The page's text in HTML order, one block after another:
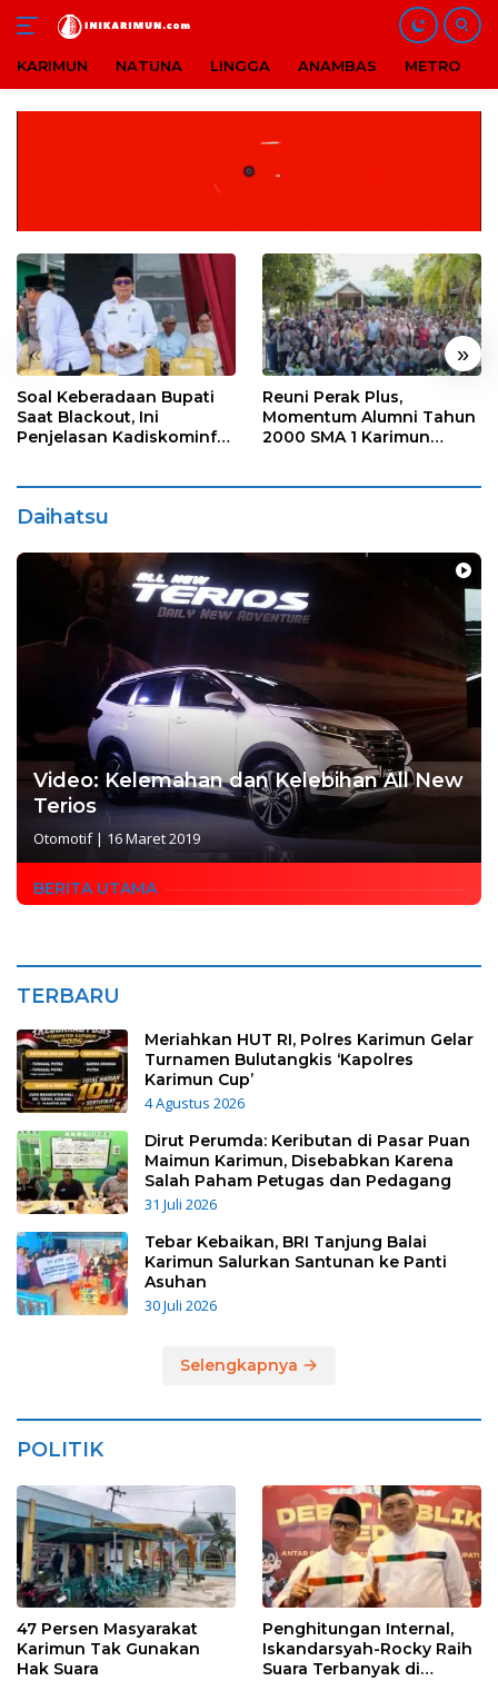
KARIMUN NATUNA LINGGA ANAMBAS METRO
« »
Soal Keberadaan Bupati
Saat Blackout, Ini
Penjelasan Kadiskominfo
Reuni Perak Plus,
Momentum Alumni Tahun
2000 SMA 1 Karimun
Daihatsu
Video: Kelemahan dan Kelebihan All New
Terios
Otomotif| 16 Maret 2019
BERITA UTAMA
TERBARU
Meriahkan HUT RI, Polres Karimun Gelar
Turnamen Bulutangkis ‘Kapolres
Karimun Cup’
4 Agustus 2026
Dirut Perumda: Keributan di Pasar Puan
Maimun Karimun, Disebabkan Karena
Salah Paham Petugas dan Pedagang
31 Juli 2026
Tebar Kebaikan, BRI Tanjung Balai
Karimun Salurkan Santunan ke Panti
Asuhan
30 Juli 2026
Selengkapnya
POLITIK
47 Persen Masyarakat
Karimun Tak Gunakan
Hak Suara
Penghitungan Internal,
Iskandarsyah-Rocky Raih
Suara Terbanyak di